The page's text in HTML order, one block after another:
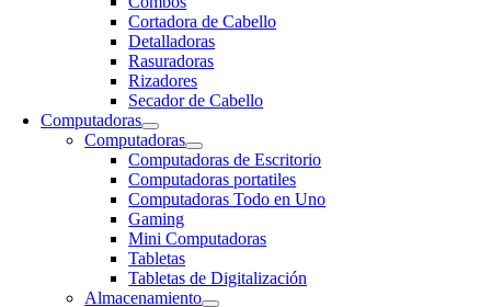
Cortadora de Cabello
Detalladoras
Rasuradoras
Rizadores
Secador de Cabello
Computadoras
Computadoras
Computadoras de Escritorio
Computadoras portatiles
Computadoras Todo en Uno
Gaming
Mini Computadoras
Tabletas
Tabletas de Digitalización
Almacenamiento